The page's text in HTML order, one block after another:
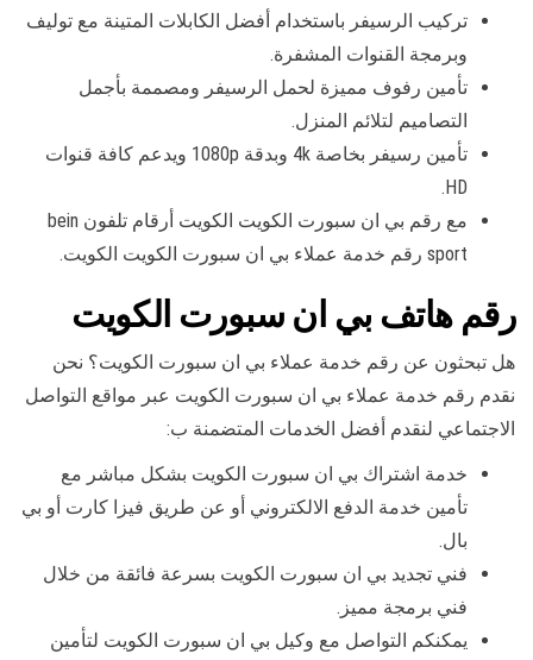
تركيب الرسيفر باستخدام أفضل الكابلات المتينة مع توليف
وبرمجة القنوات المشفرة.
تأمين رفوف مميزة لحمل الرسيفر ومصممة بأجمل
التصاميم لتلائم المنزل.
تأمين رسيفر بخاصة 4k وبدقة 1080p ويدعم كافة قنوات
HD.
مع رقم بي ان سبورت الكويت الكويت أرقام تلفون bein
sport رقم خدمة عملاء بي ان سبورت الكويت الكويت.
رقم هاتف بي ان سبورت الكويت
هل تبحثون عن رقم خدمة عملاء بي ان سبورت الكويت؟ نحن
نقدم رقم خدمة عملاء بي ان سبورت الكويت عبر مواقع التواصل
الاجتماعي لنقدم أفضل الخدمات المتضمنة ب:
خدمة اشتراك بي ان سبورت الكويت بشكل مباشر مع
تأمين خدمة الدفع الالكتروني أو عن طريق فيزا كارت أو بي
بال.
فني تجديد بي ان سبورت الكويت بسرعة فائقة من خلال
فني برمجة مميز.
يمكنكم التواصل مع وكيل بي ان سبورت الكويت لتأمين